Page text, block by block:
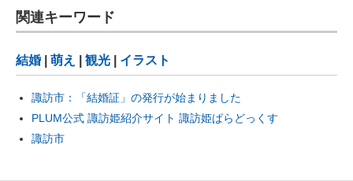
関連キーワード
結婚 萌え 観光 イラスト
諏訪市：「結婚証」の発行が始まりました
PLUM公式 諏訪姫紹介サイト 諏訪姫ぱらどっくす
諏訪市